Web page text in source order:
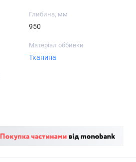
Глибина, мм
950
Матеріал оббивки
Тканина